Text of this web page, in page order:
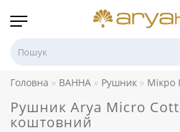
Головна ВАННА Рушник Мікро
Рушник Arya Micro
коштовний